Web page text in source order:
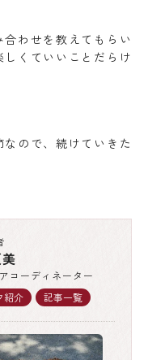
わせを教えてもらい
くていいことだらけ
ので、続けていきた
コーディネーター
紹介
記事一覧